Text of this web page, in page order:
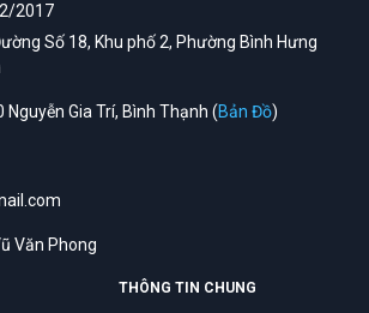
2017
Số 18, Khu phố 2, Phường Bình Hưng
Gia Trí, Bình Thạnh (Bản Đồ)
Văn Phong
THÔNG TIN CHUNG